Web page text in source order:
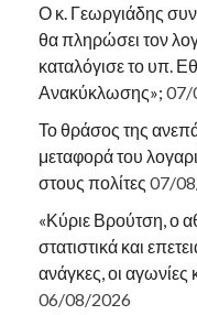
Ο κ. Γεωργιάδης
θα πληρώσει τον
καταλόγισε το υπ.
Ανακύκλωσης»; 07/
Το θράσος της
μεταφορά του
στους πολίτες 07/
«Κύριε Βρούτση, ο
στατιστικά και
ανάγκες, οι
06/08/2026